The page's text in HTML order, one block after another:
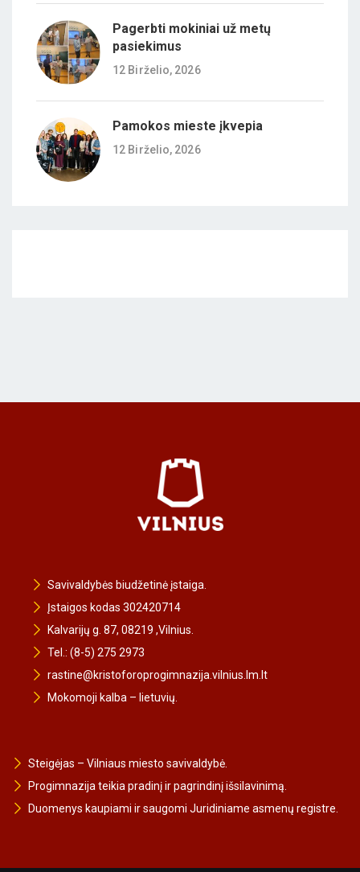
Pagerbti mokiniai už metų
pasiekimus
12 Birželio, 2026
Pamokos mieste įkvepia
12 Birželio, 2026
Savivaldybės biudžetinė įstaiga.
Įstaigos kodas 302420714
Kalvarijų g. 87, 08219 ,Vilnius.
Tel.: (8-5) 275 2973
rastine@kristoforoprogimnazija.vilnius.lm.lt
Mokomoji kalba – lietuvių.
Steigėjas – Vilniaus miesto savivaldybė.
Progimnazija teikia pradinį ir pagrindinį išsilavinimą.
Duomenys kaupiami ir saugomi Juridiniame asmenų registre.